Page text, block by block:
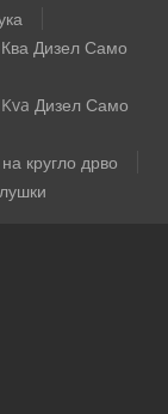
Дизел Само
Дизел Само
кругло дрво